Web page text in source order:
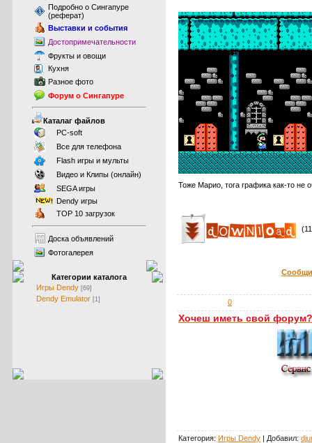
Подробно о Сингапуре
(реферат)
Выставки и события
Достопримечательности
Фрукты и овощи
Кухня
Разное фото
Форум о Сингапуре
Каталаг файлов
PC-soft
Все для телефона
Flash игры и мульты
Видео и Клипы (онлайн)
SEGA игры
Dendy игры
TOP 10 загрузок
Доска объявлений
Фотогалерея
Категории каталога
Игры Dendy [69]
Dendy Emulator [1]
Тоже Марио, тога графика как-то не
0
Хочеш иметь свой форум?
Категория: Игры Dendy | Добавил: